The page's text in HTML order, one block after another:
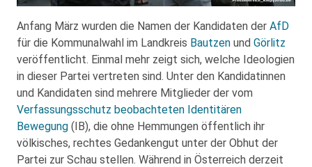
Anfang März wurden die Namen der Kandidaten der AfD
für die Kommunalwahl im Landkreis Bautzen und Görlitz
veröffentlicht. Einmal mehr zeigt sich, welche Ideologien
in dieser Partei vertreten sind. Unter den Kandidatinnen
und Kandidaten sind mehrere Mitglieder der vom
Verfassungsschutz beobachteten Identitären
Bewegung (IB), die ohne Hemmungen öffentlich ihr
völkisches, rechtes Gedankengut unter der Obhut der
Partei zur Schau stellen. Während in Österreich derzeit